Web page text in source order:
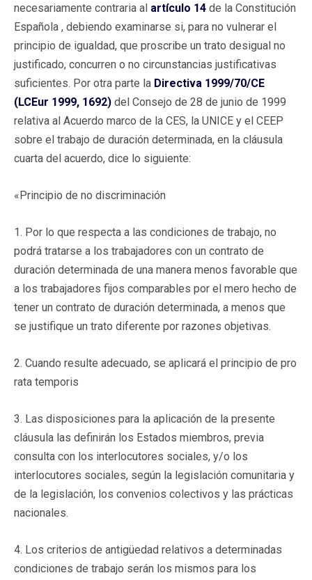
necesariamente contraria al artículo 14 de la Constitución
Española , debiendo examinarse si, para no vulnerar el
principio de igualdad, que proscribe un trato desigual no
justificado, concurren o no circunstancias justificativas
suficientes. Por otra parte la Directiva 1999/70/CE
(LCEur 1999, 1692) del Consejo de 28 de junio de 1999
relativa al Acuerdo marco de la CES, la UNICE y el CEEP
sobre el trabajo de duración determinada, en la cláusula
cuarta del acuerdo, dice lo siguiente:
«Principio de no discriminación
1. Por lo que respecta a las condiciones de trabajo, no
podrá tratarse a los trabajadores con un contrato de
duración determinada de una manera menos favorable que
a los trabajadores fijos comparables por el mero hecho de
tener un contrato de duración determinada, a menos que
se justifique un trato diferente por razones objetivas.
2. Cuando resulte adecuado, se aplicará el principio de pro
rata temporis
3. Las disposiciones para la aplicación de la presente
cláusula las definirán los Estados miembros, previa
consulta con los interlocutores sociales, y/o los
interlocutores sociales, según la legislación comunitaria y
de la legislación, los convenios colectivos y las prácticas
nacionales.
4. Los criterios de antigüedad relativos a determinadas
condiciones de trabajo serán los mismos para los